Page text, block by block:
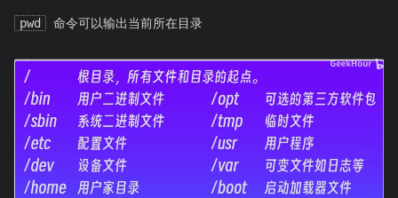
pwd 命令可以输出当前所在目录